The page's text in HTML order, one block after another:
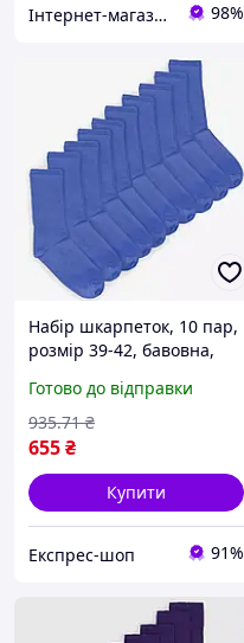
Інтернет-магазин NeonLemon 98%
Набір шкарпеток, 10 пар,
розмір 39-42, бавовна,
бавовняні / Шкарпетки
класичні / Шкарпетки
демісезонні
Готово до відправки
655₴
935.71 ₴
Купити
Експрес-шоп 91%